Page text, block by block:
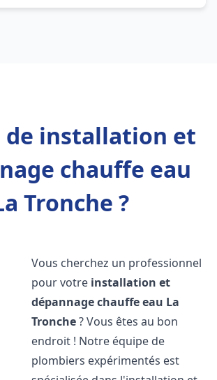
de installation et
chauffe eau
Tronche ?
Vous cherchez un professionnel
pour votre installation et
dépannage chauffe eau La
Tronche? Vous êtes au bon
endroit ! Notre équipe de
plombiers expérimentés est